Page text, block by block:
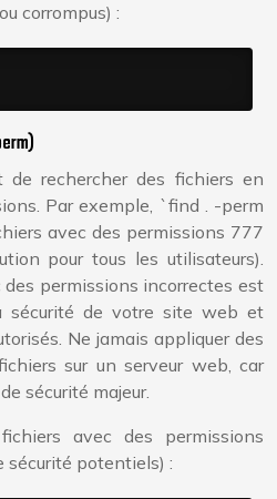
corrompus) :
de rechercher des fichiers en
Par exemple, `find . -perm
avec des permissions 777
pour tous les utilisateurs).
permissions incorrectes est
sécurité de votre site web et
Ne jamais appliquer des
sur un serveur web, car
sécurité majeur.
avec des permissions
sécurité potentiels) :